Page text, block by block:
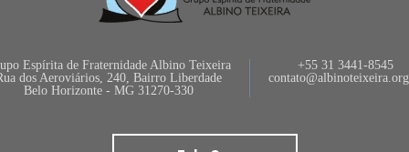
Espírita de Fraternidade Albino Teixeira
dos Aeroviários, 240, Bairro Liberdade
Belo Horizonte - MG 31270-330
+55 31 3441-8545